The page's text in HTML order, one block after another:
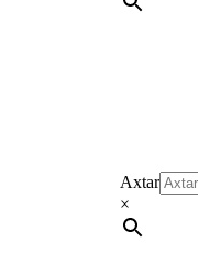
Axtar
×